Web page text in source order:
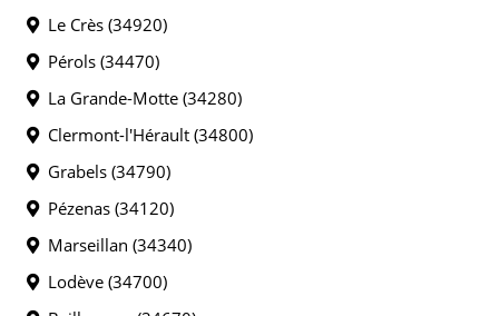
Le Crès (34920)
Pérols (34470)
La Grande-Motte (34280)
Clermont-l'Hérault (34800)
Grabels (34790)
Pézenas (34120)
Marseillan (34340)
Lodève (34700)